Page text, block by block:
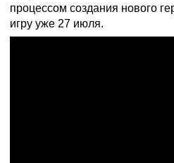
процессом создания нового
игру уже 27 июля.